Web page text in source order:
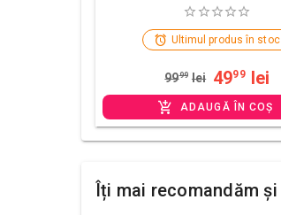
Ultimul produs în stoc
9999 lei 4999 lei
ADAUGĂ ÎN COȘ
Îți mai recomandăm și